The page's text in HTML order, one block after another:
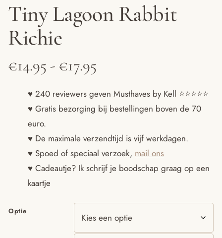
Tiny Lagoon Rabbit
Richie
€14.95 - €17.95
€14.95
tot
€17.95
♥ 240 reviewers geven Musthaves by Kell ⭐️⭐️⭐️⭐️⭐️
♥ Gratis bezorging bij bestellingen boven de 70
euro.
♥ De maximale verzendtijd is vijf werkdagen.
♥ Spoed of speciaal verzoek, mail ons
♥ Cadeautje? Ik schrijf je boodschap graag op een
kaartje
Optie